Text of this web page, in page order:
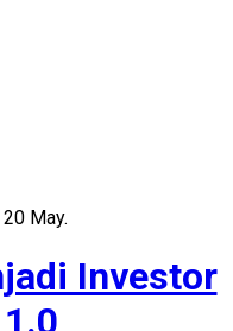
May.
Investor